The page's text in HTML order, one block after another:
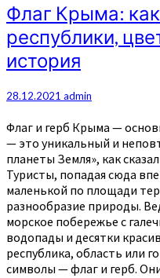
Флаг
Крыма:
как
выглядит
символ
цвета
значение,
история
Флаг Крыма:
республики,
история
28.12.2021 admin
Флаг и герб Крыма —
— это уникальный и
планеты Земля», как
Туристы, попадая сюда
маленькой по площади
разнообразие природы.
морское побережье с
водопады и десятки
республика, область или
символы — флаг и герб.